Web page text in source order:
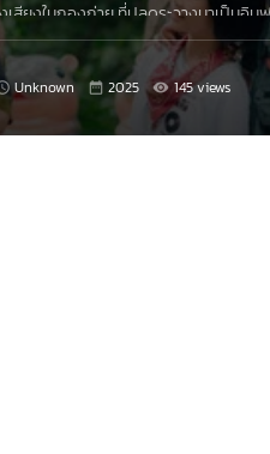
งเสียงในกองถ่าย ที่ปลดระวางมาเป็นอิ
ที่พลัดหลงจากแม่ที่มาถ่ายงานในเมือง
ยวุ่นวายเมื่อลูกชายของลูกค้าหายไป โด
ไม่รู้เลยว่ารถของตัวเองจะนำพา “มะ
และ บ็อบบี้ ต้องเผชิญหน้ากับตำรวจท้อ
เชิญชวนให้คนมาทำบุญที่วัด เจ้าหน้าที่
Unknown 2025 145 views